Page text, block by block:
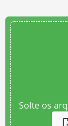
Solte os